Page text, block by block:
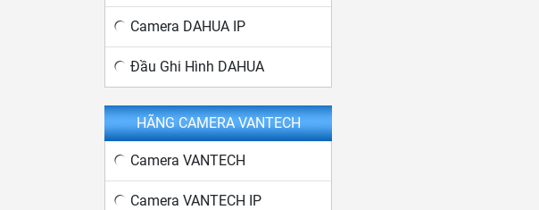
Camera DAHUA IP
Đầu Ghi Hình DAHUA
HÃNG CAMERA VANTECH
Camera VANTECH
Camera VANTECH IP